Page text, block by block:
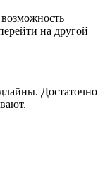
на другой
Достаточно